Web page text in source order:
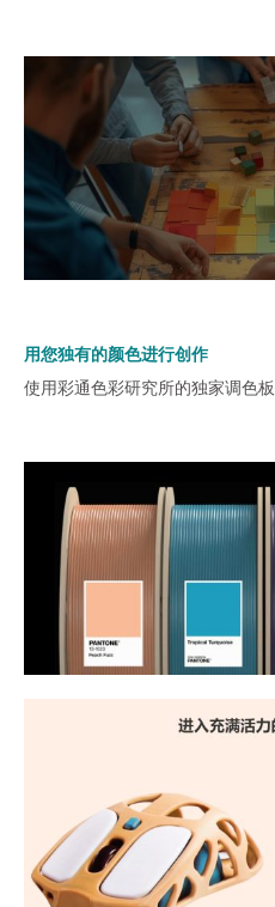
用您独有的颜色进行创作
使用彩通色彩研究所的独家调色